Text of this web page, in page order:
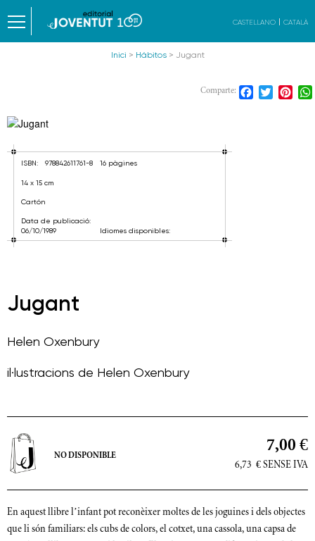
CASTELLANO CATALÀ
Inici > Hábitos> Jugant
Comparte: Facebook
Twitter
ISBN: 978842611761-8
14 x 15 cm
Cartón
Data de publicació:
06/10/1989
16 pàgines
Idiomes disponibles:
Jugant
Helen Oxenbury
il·lustracions de Helen Oxenbury
7,00 €
6,73 € SENSE IVA
NO DISPONIBLE
En aquest llibre l’infant pot reconèixer moltes de les joguines i dels objectes
que li són familiars: els cubs de colors, el cotxet, una cassola, una capsa de